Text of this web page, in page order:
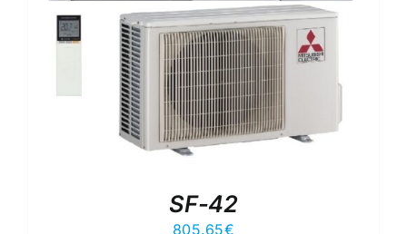
SF-42
805.65€